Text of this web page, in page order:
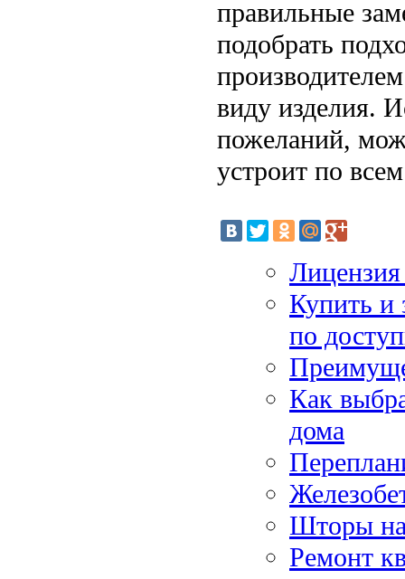
правильные
подобрать
виду изделия.
пожеланий,
устроит по
Купить и
по
Как
дома
Шторы на
Ремонт